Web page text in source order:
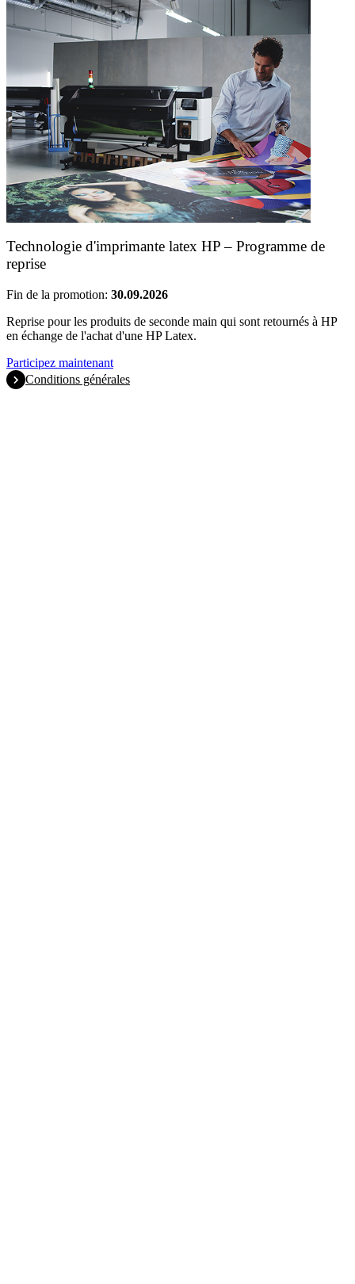
Technologie d'imprimante latex HP – Programme de
reprise
Fin de la promotion: 30.09.2026
Reprise pour les produits de seconde main qui sont retournés à HP
en échange de l'achat d'une HP Latex.
Participez maintenant
Conditions générales